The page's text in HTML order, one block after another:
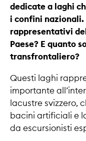
dedicate a laghi
i confini nazionali.
rappresentativi
Paese? E quanto
transfrontaliero?
Questi laghi
importante
lacustre svizzero,
bacini artificiali e
da escursionisti